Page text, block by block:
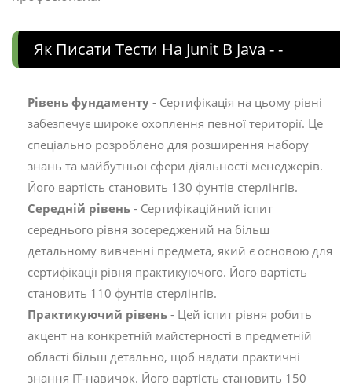
Як Писати Тести На Junit В Java - -
Рівень фундаменту - Сертифікація на цьому рівні
забезпечує широке охоплення певної території. Це
спеціально розроблено для розширення набору
знань та майбутньої сфери діяльності менеджерів.
Його вартість становить 130 фунтів стерлінгів.
Середній рівень - Сертифікаційний іспит
середнього рівня зосереджений на більш
детальному вивченні предмета, який є основою для
сертифікації рівня практикуючого. Його вартість
становить 110 фунтів стерлінгів.
Практикуючий рівень - Цей іспит рівня робить
акцент на конкретній майстерності в предметній
області більш детально, щоб надати практичні
знання ІТ-навичок. Його вартість становить 150